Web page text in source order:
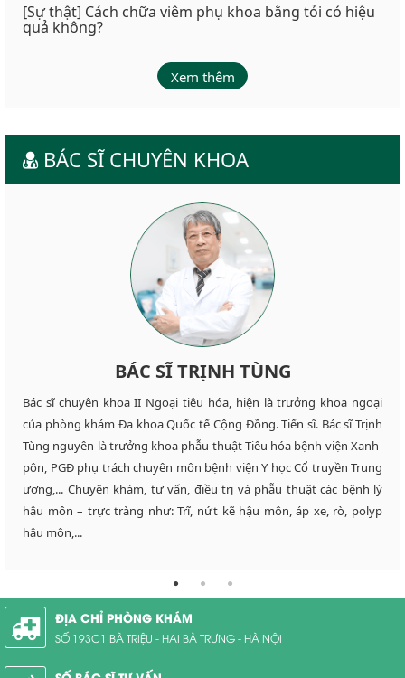
[Sự thật] Cách chữa viêm phụ khoa bằng tỏi có hiệu
quả không?
Xem thêm
BÁC SĨ CHUYÊN KHOA
BÁC SĨ TRỊNH TÙNG
Bác sĩ chuyên khoa II Ngoại tiêu hóa, hiện là trưởng khoa ngoại
của phòng khám Đa khoa Quốc tế Cộng Đồng. Tiến sĩ. Bác sĩ Trịnh
Tùng nguyên là trưởng khoa phẫu thuật Tiêu hóa bệnh viện Xanh-
pôn, PGĐ phụ trách chuyên môn bệnh viện Y học Cổ truyền Trung
ương,... Chuyên khám, tư vấn, điều trị và phẫu thuật các bệnh lý
hậu môn – trực tràng như: Trĩ, nứt kẽ hậu môn, áp xe, rò, polyp
hậu môn,...
BÁC SĨ NGUYỄN VĂN CHÂU
Đại tá, bác sĩ chuyên khoa II Nguyễn Văn Châu, hiện là bác sĩ xuất
sắc của phòng khám Đa khoa Quốc tế Cộng Đồng. Đại tá, bác sĩ
Nguyễn Văn Châu từng là Nguyên Chủ nhiệm khoa Ngoại bệnh
viện Quân đội 354, từng có nhiều năm chăm sóc, sức khỏe cán bộ
tại quần đảo Trường Sa. Bác sĩ Châu hiện đang khám, tư vấn và
điều trị các bệnh lý ở hậu môn như: Trĩ, nứt kẽ hậu môn, áp xe, rò,
polyp hậu môn..
BÁC SĨ NGÔ VIỆT THÀNH
Bác sĩ chuyên khoa II Ngoại tiêu hóa Ngô Việt Thành là một trong
những bác sĩ được nhiều người bệnh chọn lựa, đặt hẹn trước tại
Đa khoa Quốc tế Cộng Đồng. Bác sĩ Ngô Việt Thành từng là bác sĩ
khoa Ngoại của bệnh viện Việt Đức, phó trưởng khoa Ngoại bệnh
viện Phổi Trung ương, chủ nhiệm bộ môn Ngoại của trường Đại
học Y… Sở trường của bác Thành là thực hiện cắt trĩ đồng thời
chữa các bệnh ở hậu môn khác..
ĐỊA CHỈ PHÒNG KHÁM
SỐ 193C1 BÀ TRIỆU - HAI BÀ TRƯNG - HÀ NỘI